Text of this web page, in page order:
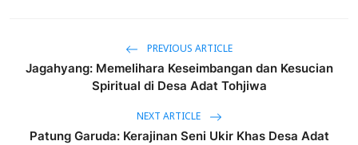
PREVIOUS ARTICLE
Jagahyang: Memelihara Keseimbangan dan Kesucian
Spiritual di Desa Adat Tohjiwa
NEXT ARTICLE
Patung Garuda: Kerajinan Seni Ukir Khas Desa Adat